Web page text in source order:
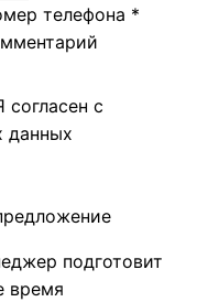
телефона *
согласен с
данных
подготовит
время